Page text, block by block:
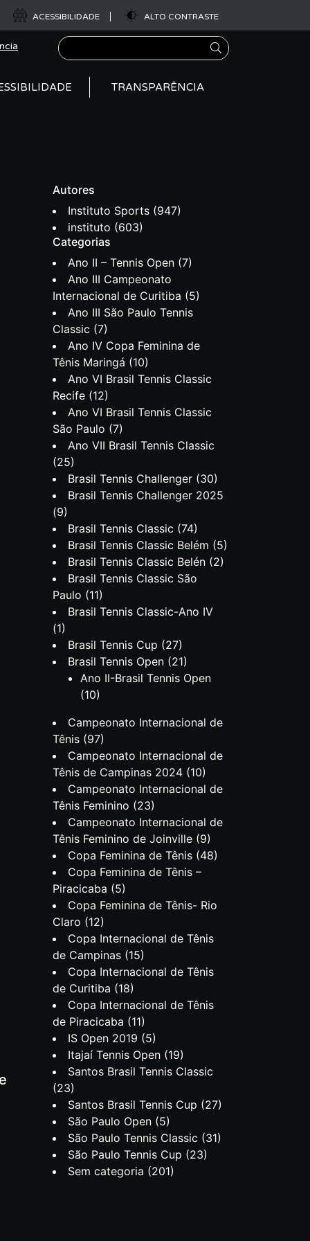
ACESSIBILIDADE ALTO CONTRASTE
Pesquisar
TRANSPARÊNCIA
Autores
Instituto Sports (947)
instituto (603)
Categorias
Ano II – Tennis Open (7)
Ano III Campeonato
Internacional de Curitiba (5)
Ano III São Paulo Tennis
Classic (7)
Ano IV Copa Feminina de
Tênis Maringá (10)
Ano VI Brasil Tennis Classic
Recife (12)
Ano VI Brasil Tennis Classic
São Paulo (7)
Ano VII Brasil Tennis Classic
(25)
Brasil Tennis Challenger (30)
Brasil Tennis Challenger 2025
(9)
Brasil Tennis Classic (74)
Brasil Tennis Classic Belém (5)
Brasil Tennis Classic Belén (2)
Brasil Tennis Classic São
Paulo (11)
Brasil Tennis Classic-Ano IV
(1)
Brasil Tennis Cup (27)
Brasil Tennis Open (21)
Ano II-Brasil Tennis Open
(10)
Campeonato Internacional de
Tênis (97)
Campeonato Internacional de
Tênis de Campinas 2024 (10)
Campeonato Internacional de
Tênis Feminino (23)
Campeonato Internacional de
Tênis Feminino de Joinville (9)
Copa Feminina de Tênis (48)
Copa Feminina de Tênis –
Piracicaba (5)
Copa Feminina de Tênis- Rio
Claro (12)
Copa Internacional de Tênis
de Campinas (15)
Copa Internacional de Tênis
de Curitiba (18)
Copa Internacional de Tênis
de Piracicaba (11)
IS Open 2019 (5)
Itajaí Tennis Open (19)
Santos Brasil Tennis Classic
(23)
Santos Brasil Tennis Cup (27)
São Paulo Open (5)
São Paulo Tennis Classic (31)
São Paulo Tennis Cup (23)
Sem categoria (201)